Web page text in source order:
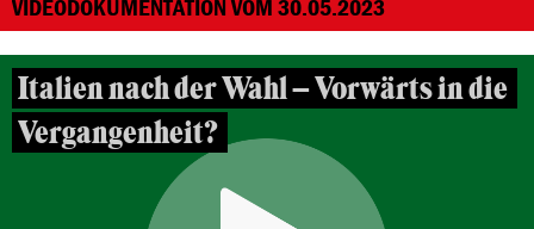
VIDEODOKUMENTATION VOM 30.05.2023
Italien nach der Wahl – Vorwärts in die
Vergangenheit?